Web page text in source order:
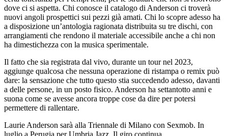
dove ci si aspetta. Chi conosce il catalogo di Anderson ci troverà
nuovi angoli prospettici sui pezzi già amati. Chi lo scopre adesso ha
a disposizione un’antologia ragionata distribuita su tre dischi, con
arrangiamenti che rendono il materiale accessibile anche a chi non
ha dimestichezza con la musica sperimentale.
Il fatto che sia registrata dal vivo, durante un tour nel 2023,
aggiunge qualcosa che nessuna operazione di ristampa o remix può
dare: la sensazione che tutto questo stia succedendo adesso, davanti
a delle persone, in un posto fisico. Anderson ha settantotto anni e
suona come se avesse ancora troppe cose da dire per potersi
permettere di rallentare.
Laurie Anderson sarà alla Triennale di Milano con Sexmob. In
luglio a Perugia per Umbria Jazz. Il giro continua.